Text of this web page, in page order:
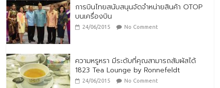
การบินไทยสนับสนุนจัดจำหน่ายสินค้า OTOP
บนเครื่องบิน
24/06/2015 No Comment
ความหรูหรา มีระดับที่คุณสามารถสัมผัสได้
1823 Tea Lounge by Ronnefeldt
24/06/2015 No Comment